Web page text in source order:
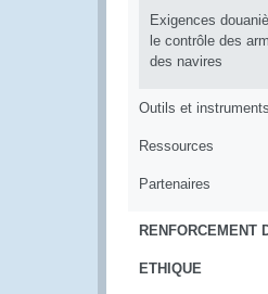
Exigences
le contrôle des
des navires
Outils et instruments
Ressources
Partenaires
RENFORCEMENT
ETHIQUE